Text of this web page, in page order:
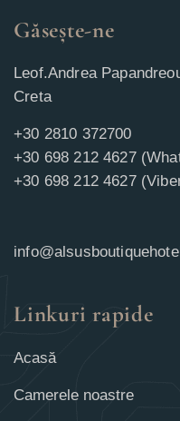
Găsește-ne
Leof.Andrea
Creta
+30 2810 372700
+30 698 212 4627
+30 698 212 4627
Linkuri rapide
Acasă
Camerele noastre